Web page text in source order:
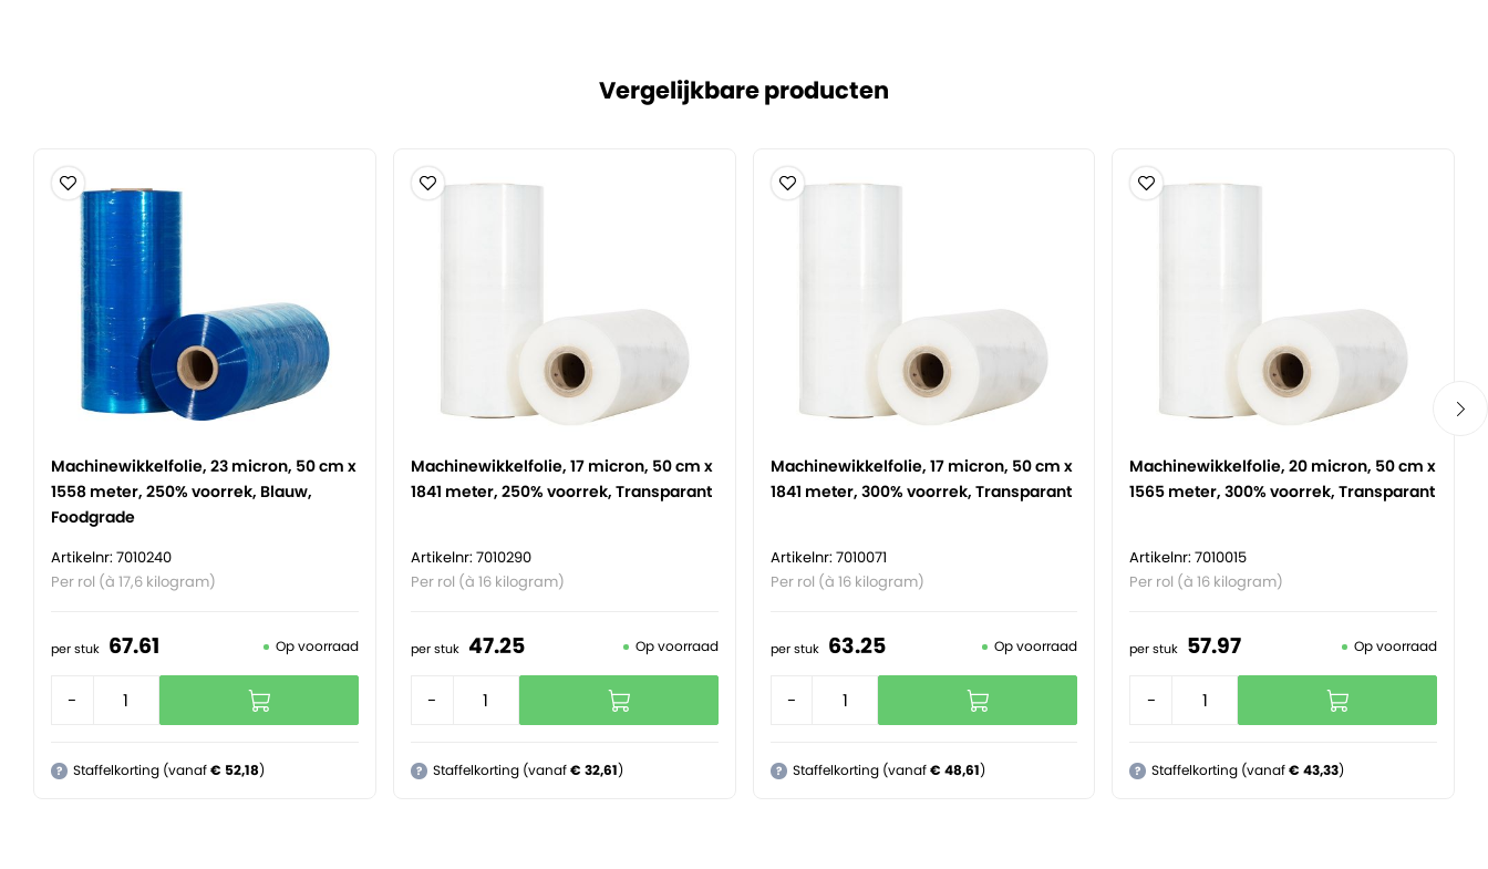
maakt het ook mogelijk om pallets strak tegen elkaar aan te zetten in stellingen of
Eén rol heeft een gewicht van 16 kilogram en een volle pallet bevat 46 rollen.
Wikkelfolie is volledig vervaardigd uit polyethyleen en daarom ook volledig
recyclebaar.
Dit artikel is in principe uit voorraad en wordt niet meer opnieuw geproduceerd.
Heeft u toch interesse in dit specifieke artikel? Neem dan gerust even contact met
ons op. Afhankelijk van het door u gewenste aantal, kunnen wij samen kijken of het
gedateerd zijn en die zullen wij dan ook opnieuw moeten beoordelen.
Vergelijkbare producten
Machinewikkelfolie, 23 micron, 50 cm x
1558 meter, 250% voorrek, Blauw,
Foodgrade
Artikelnr: 7010240
Per rol (à 17,6 kilogram)
per stuk 67.61 Op voorraad
-
? Staffelkorting (vanaf€ 52,18)
Machinewikkelfolie, 17 micron, 50 cm x
1841 meter, 250% voorrek, Transparant
Artikelnr: 7010290
Per rol (à 16 kilogram)
per stuk 47.25 Op voorraad
-
? Staffelkorting (vanaf€ 32,61)
Machinewikkelfolie, 17 micron, 50 cm x
1841 meter, 300% voorrek, Transparant
Artikelnr: 7010071
Per rol (à 16 kilogram)
per stuk 63.25 Op voorraad
-
? Staffelkorting (vanaf€ 48,61)
Machinewikkelfolie, 20 micron, 50 cm x
1565 meter, 300% voorrek, Transparant
Artikelnr: 7010015
Per rol (à 16 kilogram)
per stuk 57.97 Op voorraad
-
? Staffelkorting (vanaf€ 43,33)